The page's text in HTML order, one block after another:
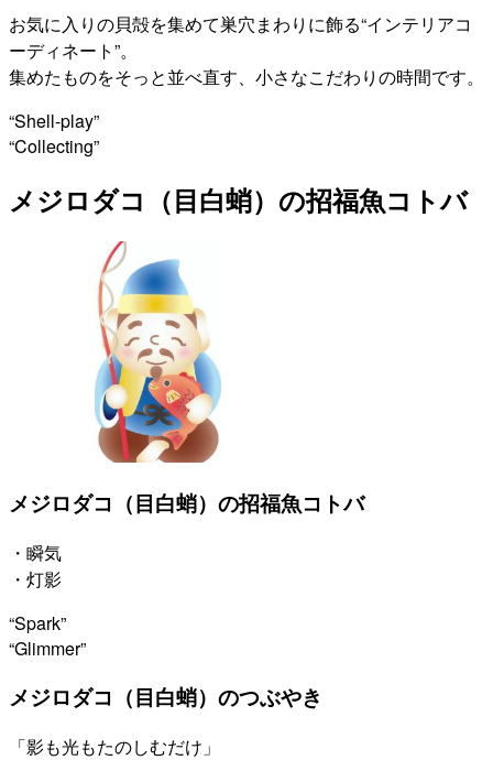
お気に入りの貝殻を集めて巣穴まわりに飾る“インテリアコ
ーディネート”。
集めたものをそっと並べ直す、小さなこだわりの時間です。
“Shell-play”
“Collecting”
メジロダコ（目白蛸）の招福魚コトバ
メジロダコ（目白蛸）の招福魚コトバ
・瞬気
・灯影
“Spark”
“Glimmer”
メジロダコ（目白蛸）のつぶやき
「影も光もたのしむだけ」